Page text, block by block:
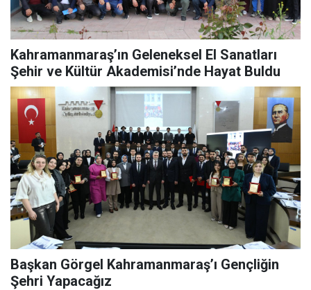
Kahramanmaraş’ın Geleneksel El Sanatları
Şehir ve Kültür Akademisi’nde Hayat Buldu
Başkan Görgel Kahramanmaraş’ı Gençliğin
Şehri Yapacağız